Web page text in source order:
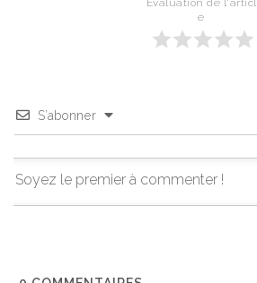
Évaluation de l'articl
e
S’abonner